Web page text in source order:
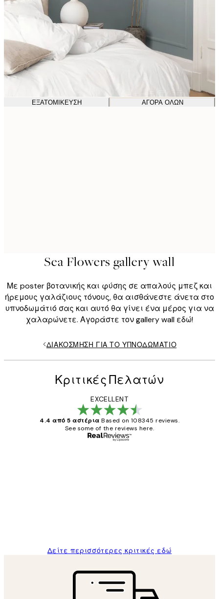
ΕΞΑΤΟΜΊΚΕΥΣΗ ΑΓΟΡΆ ΌΛΩΝ
Sea Flowers gallery wall
Με poster βοτανικής και φύσης σε απαλούς μπεζ και
ήρεμους γαλάζιους τόνους, θα αισθάνεστε άνετα στο
υπνοδωμάτιό σας και αυτό θα γίνει ένα μέρος για να
χαλαρώνετε. Αγοράστε τον gallery wall εδώ!
ΔΙΑΚΌΣΜΗΣΗ ΓΙΑ ΤΟ ΥΠΝΟΔΩΜΆΤΙΟ
Κριτικές Πελατών
EXCELLENT
4.4 από 5 αστέρια Based on 108345 reviews.
See some of the reviews here.
Δείτε περισσότερες κριτικές εδώ